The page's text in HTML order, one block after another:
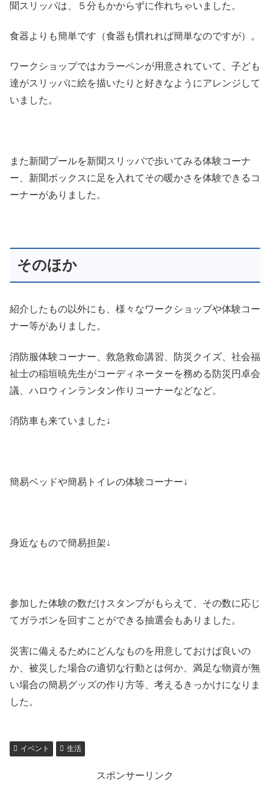
聞スリッパは、５分もかからずに作れちゃいました。
食器よりも簡単です（食器も慣れれば簡単なのですが）。
ワークショップではカラーペンが用意されていて、子ども
達がスリッパに絵を描いたりと好きなようにアレンジして
いました。
また新聞プールを新聞スリッパで歩いてみる体験コーナ
ー、新聞ボックスに足を入れてその暖かさを体験できるコ
ーナーがありました。
そのほか
紹介したもの以外にも、様々なワークショップや体験コー
ナー等がありました。
消防服体験コーナー、救急救命講習、防災クイズ、社会福
祉士の稲垣暁先生がコーディネーターを務める防災円卓会
議、ハロウィンランタン作りコーナーなどなど。
消防車も来ていました↓
簡易ベッドや簡易トイレの体験コーナー↓
身近なもので簡易担架↓
参加した体験の数だけスタンプがもらえて、その数に応じ
てガラポンを回すことができる抽選会もありました。
災害に備えるためにどんなものを用意しておけば良いの
か、被災した場合の適切な行動とは何か、満足な物資が無
い場合の簡易グッズの作り方等、考えるきっかけになりま
した。
イベント 生活
スポンサーリンク